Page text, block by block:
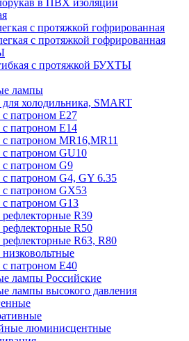
в ПВХ изоляции
с протяжкой гофрированная
с протяжкой гофрированная
с протяжкой БУХТЫ
лампы
холодильника, SMART
патроном E27
патроном Е14
патроном MR16,MR11
патроном GU10
патроном G9
патроном G4, GY 6.35
патроном GX53
патроном G13
R39
R50
R63, R80
патроном Е40
лампы Российские
лампы высокого давления
люминисцентные